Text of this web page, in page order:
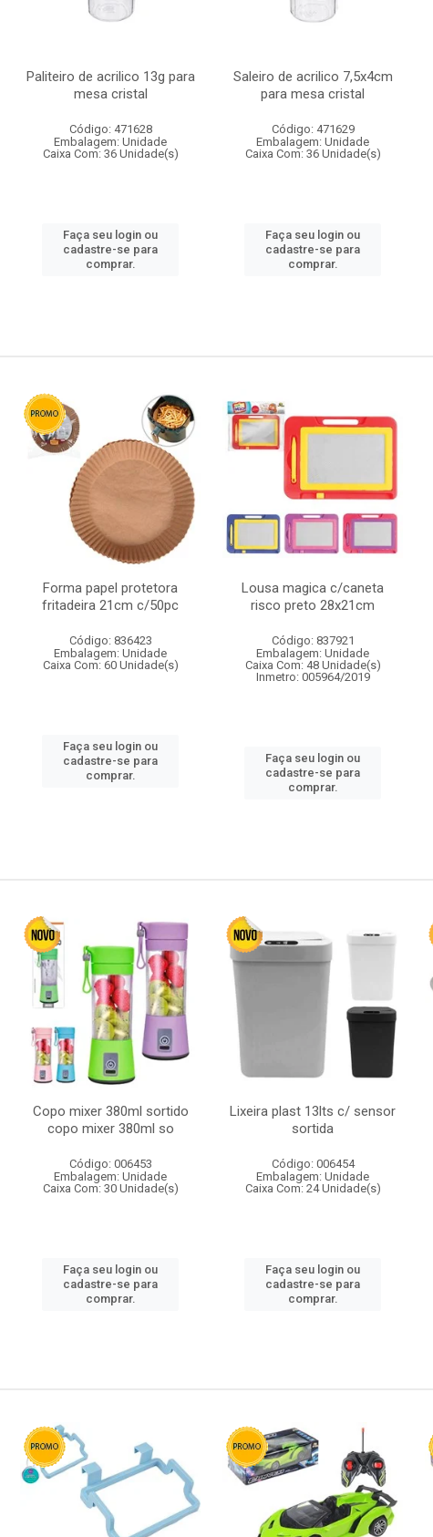
Paliteiro de acrilico 13g para
mesa cristal
Código: 471628
Embalagem: Unidade
Caixa Com: 36 Unidade(s)
Faça seu login ou
cadastre-se para
comprar.
Saleiro de acrilico 7,5x4cm
para mesa cristal
Código: 471629
Embalagem: Unidade
Caixa Com: 36 Unidade(s)
Faça seu login ou
cadastre-se para
comprar.
Forma papel protetora
fritadeira 21cm c/50pc
Código: 836423
Embalagem: Unidade
Caixa Com: 60 Unidade(s)
Faça seu login ou
cadastre-se para
comprar.
Lousa magica c/caneta
risco preto 28x21cm
Código: 837921
Embalagem: Unidade
Caixa Com: 48 Unidade(s)
Inmetro: 005964/2019
Faça seu login ou
cadastre-se para
comprar.
Copo mixer 380ml sortido
copo mixer 380ml so
Código: 006453
Embalagem: Unidade
Caixa Com: 30 Unidade(s)
Faça seu login ou
cadastre-se para
comprar.
Lixeira plast 13lts c/ sensor
sortida
Código: 006454
Embalagem: Unidade
Caixa Com: 24 Unidade(s)
Faça seu login ou
cadastre-se para
comprar.